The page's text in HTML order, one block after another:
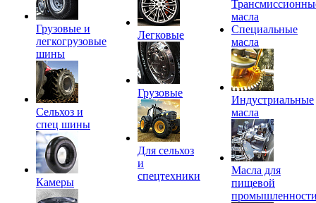
Грузовые и
легкогрузовые
шины
Сельхоз и
спец шины
Камеры
Легковые
Грузовые
Для сельхоз
и
спецтехники
масла
Специальные
масла
Индустриальные
масла
Масла для
пищевой